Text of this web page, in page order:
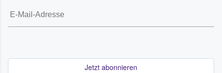
Jetzt abonnieren